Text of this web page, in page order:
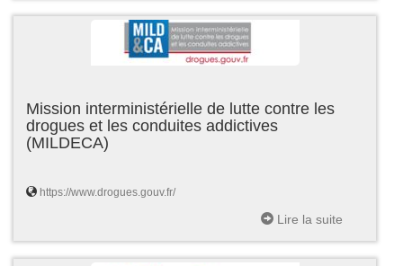
Mission interministérielle de lutte contre les
drogues et les conduites addictives
(MILDECA)
https://www.drogues.gouv.fr/
Lire la suite